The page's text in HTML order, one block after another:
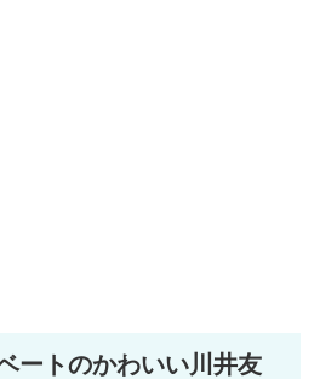
ートのかわいい川井友